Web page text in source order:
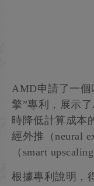
AMD申請了一個
擎”專利，展示
時降低計算成本
經外推（neural
（smart
根據專利說明，